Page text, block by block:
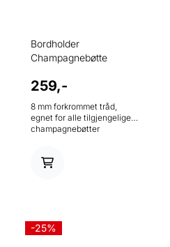
Bordholder
Champagnebøtte
259,-
8 mm forkrommet tråd,
egnet for alle tilgjengelige
champagnebøtter
metall, forkrommet
-25%